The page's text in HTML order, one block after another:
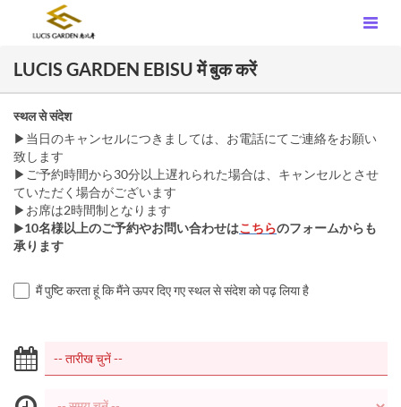
LUCIS GARDEN EBISU में बुक करें
स्थल से संदेश
▶当日のキャンセルにつきましては、お電話にてご連絡をお願い
致します
▶ご予約時間から30分以上遅れられた場合は、キャンセルとさせ
ていただく場合がございます
▶お席は2時間制となります
▶10名様以上のご予約やお問い合わせはこちらのフォームからも
承ります
मैं पुष्टि करता हूं कि मैंने ऊपर दिए गए स्थल से संदेश को पढ़ लिया है